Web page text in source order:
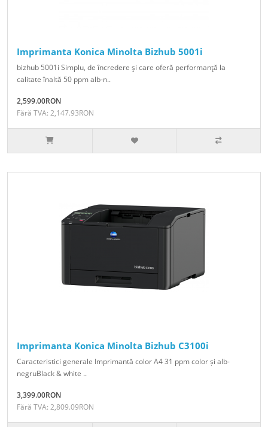
Imprimanta Konica Minolta Bizhub 5001i
bizhub 5001i Simplu, de încredere şi care oferă performanţă la
calitate înaltă 50 ppm alb-n..
2,599.00RON
Fără TVA: 2,147.93RON
Imprimanta Konica Minolta Bizhub C3100i
Caracteristici generale Imprimantă color A4 31 ppm color și alb-
negruBlack & white ..
3,399.00RON
Fără TVA: 2,809.09RON